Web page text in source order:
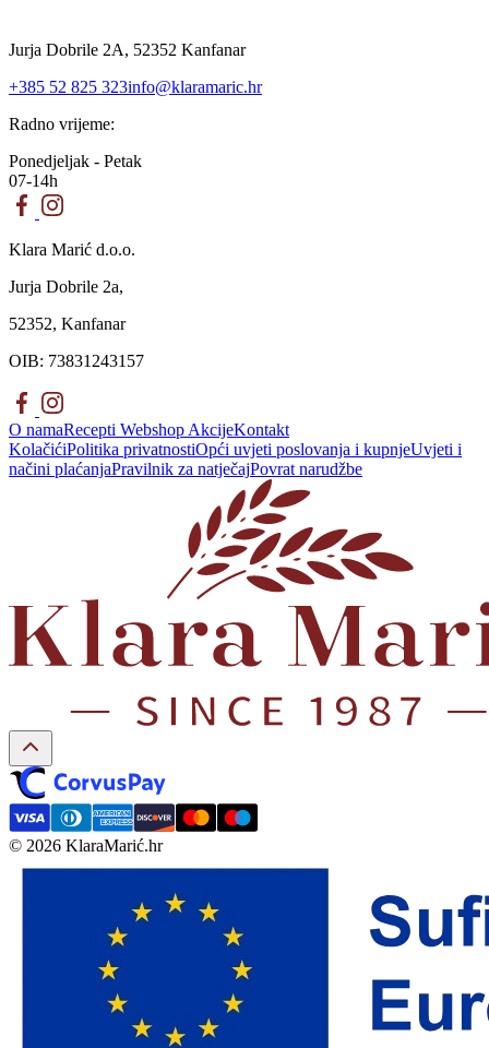
Jurja Dobrile 2A, 52352 Kanfanar
+385 52 825 323info@klaramaric.hr
Radno vrijeme:
Ponedjeljak - Petak
07-14h
Klara Marić d.o.o.
Jurja Dobrile 2a,
52352, Kanfanar
OIB: 73831243157
O namaRecepti Webshop AkcijeKontakt
KolačićiPolitika privatnostiOpći uvjeti poslovanja i kupnjeUvjeti i
načini plaćanjaPravilnik za natječajPovrat narudžbe
© 2026 KlaraMarić.hr